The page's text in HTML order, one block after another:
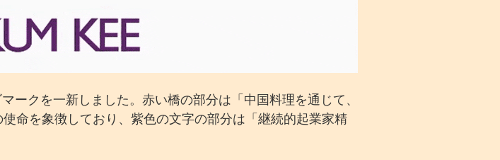
ークを一新しました。赤い橋の部分は「中国料理を通じて、
命を象徴しており、紫色の文字の部分は「継続的起業家精